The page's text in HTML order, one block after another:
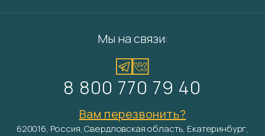
Мы на связи:
8 800 770 79 40
Вам перезвонить?
620016, Россия, Свердловская область, Екатеринбург,